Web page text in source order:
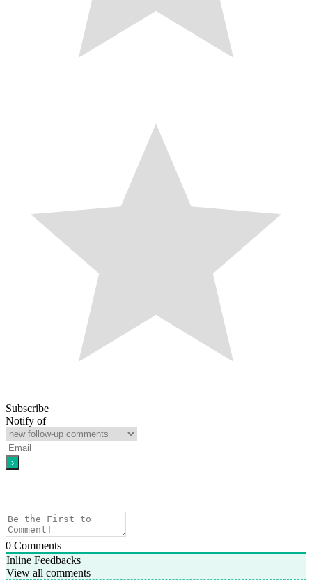
Subscribe
Notify of
0 Comments
Inline Feedbacks
View all comments